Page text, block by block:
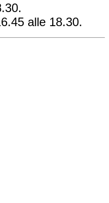
alle 18.30.